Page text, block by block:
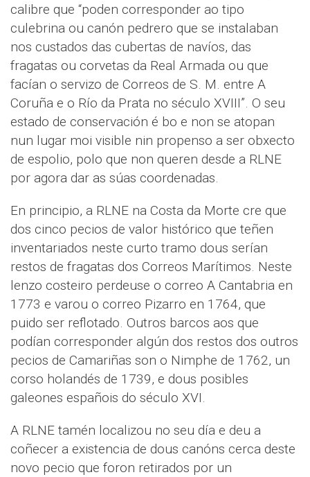
calibre que “poden corresponder ao tipo
culebrina ou canón pedrero que se instalaban
nos custados das cubertas de navíos, das
fragatas ou corvetas da Real Armada ou que
facían o servizo de Correos de S. M. entre A
Coruña e o Río da Prata no século XVIII”. O seu
estado de conservación é bo e non se atopan
nun lugar moi visible nin propenso a ser obxecto
de espolio, polo que non queren desde a RLNE
por agora dar as súas coordenadas.
En principio, a RLNE na Costa da Morte cre que
dos cinco pecios de valor histórico que teñen
inventariados neste curto tramo dous serían
restos de fragatas dos Correos Marítimos. Neste
lenzo costeiro perdeuse o correo A Cantabria en
1773 e varou o correo Pizarro en 1764, que
puido ser reflotado. Outros barcos aos que
podían corresponder algún dos restos dos outros
pecios de Camariñas son o Nimphe de 1762, un
corso holandés de 1739, e dous posibles
galeones españois do século XVI.
A RLNE tamén localizou no seu día e deu a
coñecer a existencia de dous canóns cerca deste
novo pecio que foron retirados por un